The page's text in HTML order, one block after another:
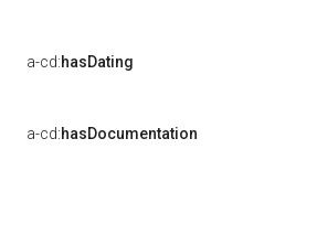
a-cd:hasDating
a-cd:hasDocumentation